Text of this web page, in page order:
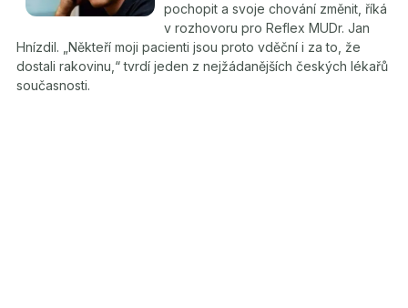
pochopit a svoje chování změnit, říká
v rozhovoru pro Reflex MUDr. Jan
Hnízdil. „Někteří moji pacienti jsou proto vděční i za to, že
dostali rakovinu,“ tvrdí jeden z nejžádanějších českých lékařů
současnosti.